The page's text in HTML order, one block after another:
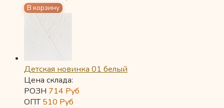
Детская новинка 01 белый
Цена склада:
РОЗН 714 Руб
ОПТ510 Руб